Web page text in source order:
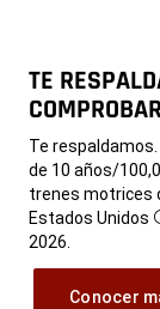
TE
Te
de 10 años/
trenes motrices
Estados Unidos
2026.
Conocer